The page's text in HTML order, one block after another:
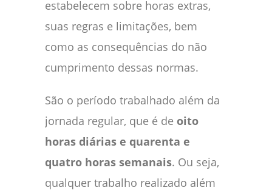
estabelecem sobre horas extras,
suas regras e limitações, bem
como as consequências do não
cumprimento dessas normas.
São o período trabalhado além da
jornada regular, que é de oito
horas diárias e quarenta e
quatro horas semanais. Ou seja,
qualquer trabalho realizado além